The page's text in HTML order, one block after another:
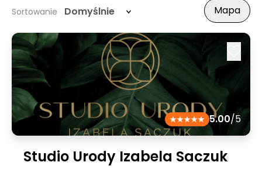
Sortowanie Domyślnie Mapa
5.00/5
Studio Urody Izabela Saczuk